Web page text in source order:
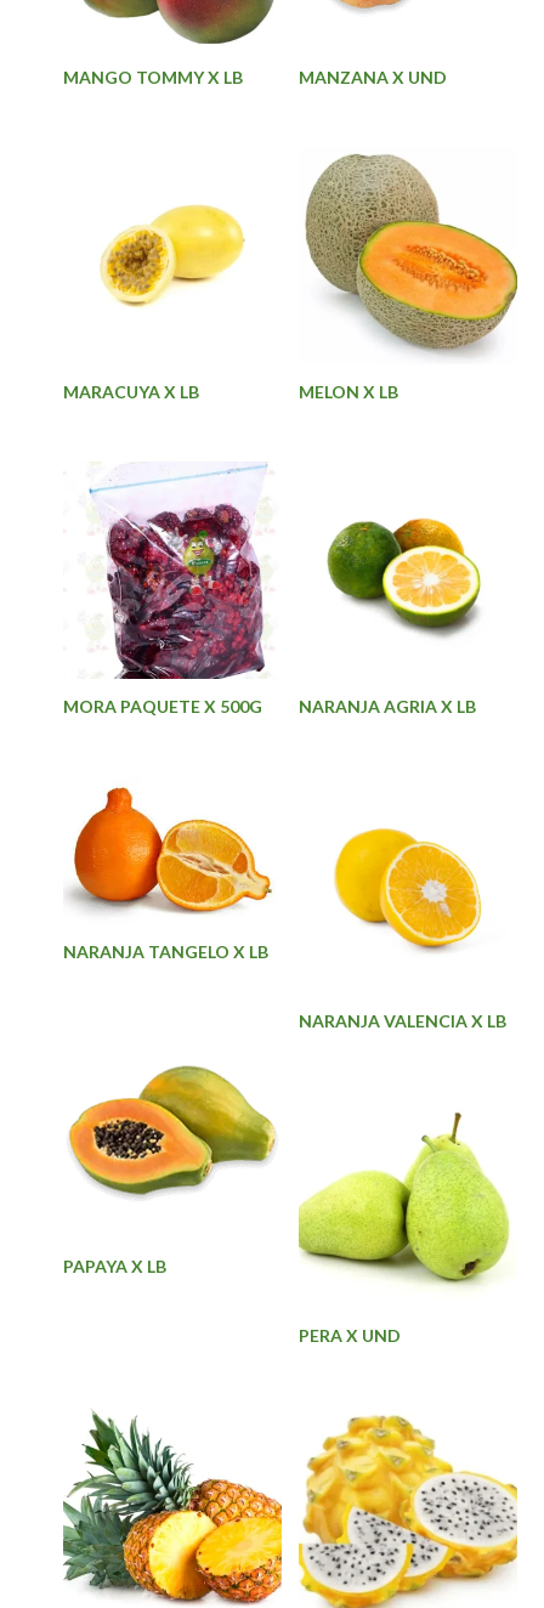
MANGO TOMMY X LB MANZANA X UND
MARACUYA X LB MELON X LB
MORA PAQUETE X 500G NARANJA AGRIA X LB
NARANJA TANGELO X LB
NARANJA VALENCIA X LB
PAPAYA X LB
PERA X UND